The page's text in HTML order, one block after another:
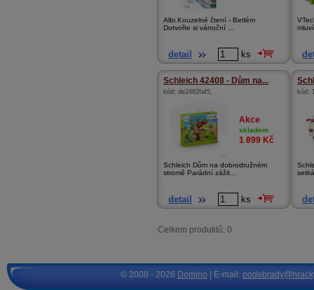
Albi Kouzelné čtení - Betlém
Dotvořte si vánoční ...
detail ks
Schleich 42408 - Dům na...
kód: de2482faf5,
Akce
skladem
1 899 Kč
Schleich Dům na dobrodružném
stromě Parádní zážit...
detail ks
kód:
Celkem produktů: 0
© 2008 - 2026 Domino | E-mail: